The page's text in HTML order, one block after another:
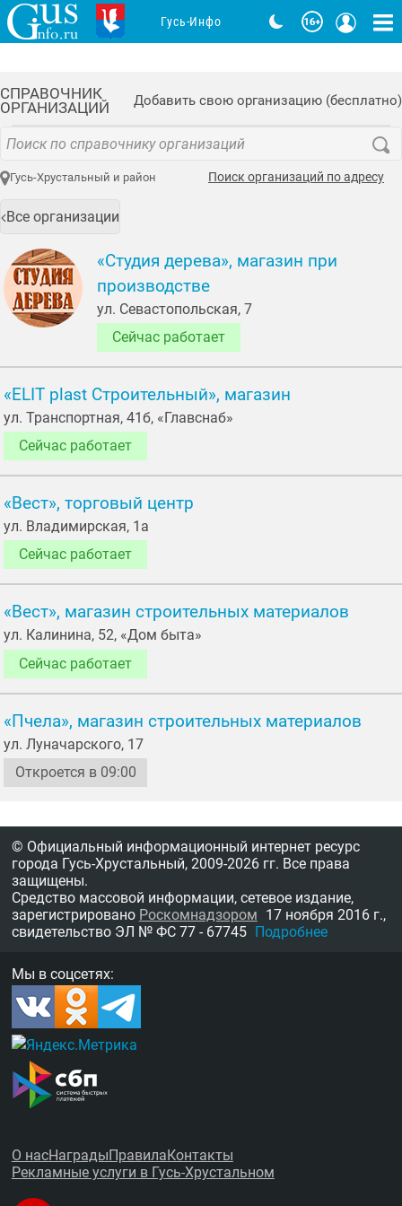
СПРАВОЧНИК
ОРГАНИЗАЦИЙ
Добавить свою организацию (бесплатно)
Гусь-Хрустальный и район Поиск организаций по адресу
Все организации
«Студия дерева», магазин при
производстве
ул. Севастопольская, 7
Сейчас работает
«ELIT plast Строительный», магазин
ул. Транспортная, 41б, «Главснаб»
Сейчас работает
«Вест», торговый центр
ул. Владимирская, 1а
Сейчас работает
«Вест», магазин строительных материалов
ул. Калинина, 52, «Дом быта»
Сейчас работает
«Пчела», магазин строительных материалов
ул. Луначарского, 17
Откроется в 09:00
Гусь-Инфо
© Официальный информационный интернет ресурс
города Гусь-Хрустальный, 2009-2026 гг. Все права
защищены.
Средство массовой информации, сетевое издание,
зарегистрировано Роскомнадзором 17 ноября 2016 г.,
свидетельство ЭЛ № ФС 77 - 67745 Подробнее
Мы в соцсетях:
О насНаградыПравилаКонтакты
Рекламные услуги в Гусь-Хрустальном